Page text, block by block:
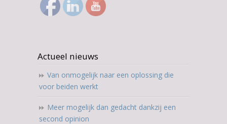
Actueel nieuws
Van onmogelijk naar een oplossing die
voor beiden werkt
Meer mogelijk dan gedacht dankzij een
second opinion